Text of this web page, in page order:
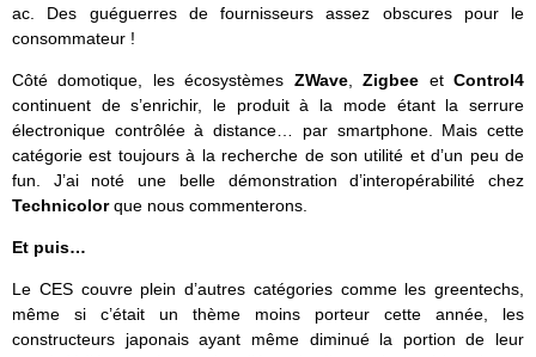
ac. Des guéguerres de fournisseurs assez obscures pour le
consommateur !
Côté domotique, les écosystèmes ZWave,Zigbee etControl4
continuent de s’enrichir, le produit à la mode étant la serrure
électronique contrôlée à distance… par smartphone. Mais cette
catégorie est toujours à la recherche de son utilité et d’un peu de
fun. J’ai noté une belle démonstration d’interopérabilité chez
Technicolorque nous commenterons.
Et puis…
Le CES couvre plein d’autres catégories comme les greentechs,
même si c’était un thème moins porteur cette année, les
constructeurs japonais ayant même diminué la portion de leur